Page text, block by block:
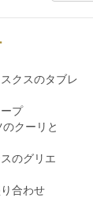
スのタブレ
プ
クーリと
のグリエ
合わせ